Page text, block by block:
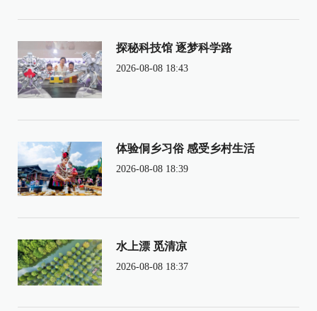
探秘科技馆 逐梦科学路
2026-08-08 18:43
体验侗乡习俗 感受乡村生活
2026-08-08 18:39
水上漂 觅清凉
2026-08-08 18:37